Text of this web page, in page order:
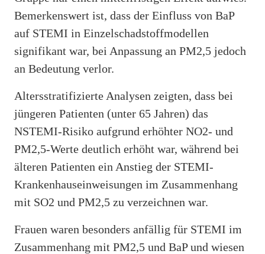
Bemerkenswert ist, dass der Einfluss von BaP
auf STEMI in Einzelschadstoffmodellen
signifikant war, bei Anpassung an PM2,5 jedoch
an Bedeutung verlor.
Altersstratifizierte Analysen zeigten, dass bei
jüngeren Patienten (unter 65 Jahren) das
NSTEMI-Risiko aufgrund erhöhter NO2- und
PM2,5-Werte deutlich erhöht war, während bei
älteren Patienten ein Anstieg der STEMI-
Krankenhauseinweisungen im Zusammenhang
mit SO2 und PM2,5 zu verzeichnen war.
Frauen waren besonders anfällig für STEMI im
Zusammenhang mit PM2,5 und BaP und wiesen